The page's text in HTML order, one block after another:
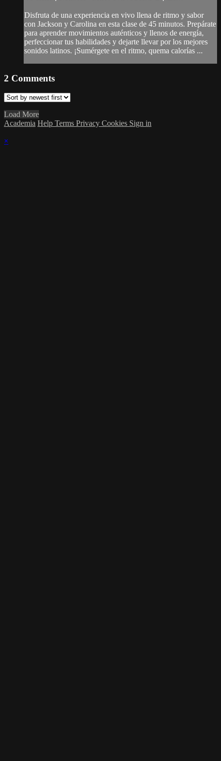
Disfruta de una experiencia en vivo llena de ritmo y sabor
con Jackson y Carolina en esta clase de 45 minutos. Prepárate
para aprender movimientos auténticos y llenos de energía,
perfeccionar tus habilidades y dejarte llevar por los mejores
sonidos latinos. ¡Sumérgete en el ritmo, quema calorías ...
2 Comments
Load More
Academia Help Terms Privacy Cookies Sign in
×